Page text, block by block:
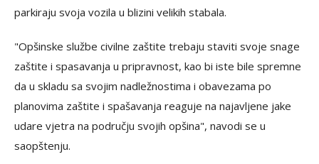
parkiraju svoja vozila u blizini velikih stabala.
"Opšinske službe civilne zaštite trebaju staviti svoje snage
zaštite i spasavanja u pripravnost, kao bi iste bile spremne
da u skladu sa svojim nadležnostima i obavezama po
planovima zaštite i spašavanja reaguje na najavljene jake
udare vjetra na području svojih opšina", navodi se u
saopštenju.